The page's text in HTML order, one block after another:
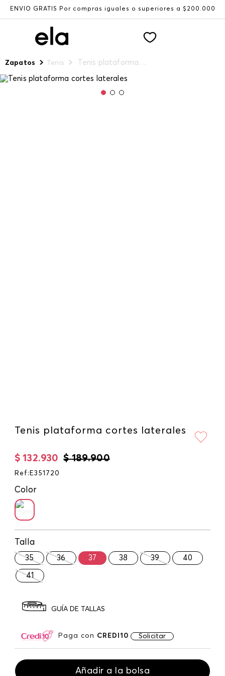
ENVÍO GRATIS Por compras iguales o superiores a $200.000
Zapatos Tenis Tenis plataforma cortes laterales
Tenis plataforma cortes laterales
$ 189.900
$ 132.930
Ref : E351720
Color
Talla
35 36 37 38 39 40
41
GUÍA DE TALLAS
Paga con CREDI10 Solicitar
Añadir a la bolsa